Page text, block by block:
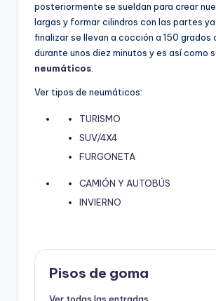
posteriormente se sueldan para crear
largas y formar cilindros con las partes ya
finalizar se llevan a cocción a 150 grados
durante unos diez minutos y es así como
neumáticos
Ver tipos de neumáticos:
TURISMO
SUV/4X4
FURGONETA
CAMIÓN Y AUTOBÚS
INVIERNO
Pisos de goma